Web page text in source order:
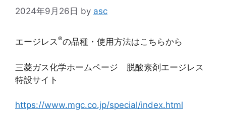
2024年9月26日 by asc
エージレス®の品種・使用方法はこちらから
三菱ガス化学ホームページ 脱酸素剤エージレス
特設サイト
https://www.mgc.co.jp/special/index.html